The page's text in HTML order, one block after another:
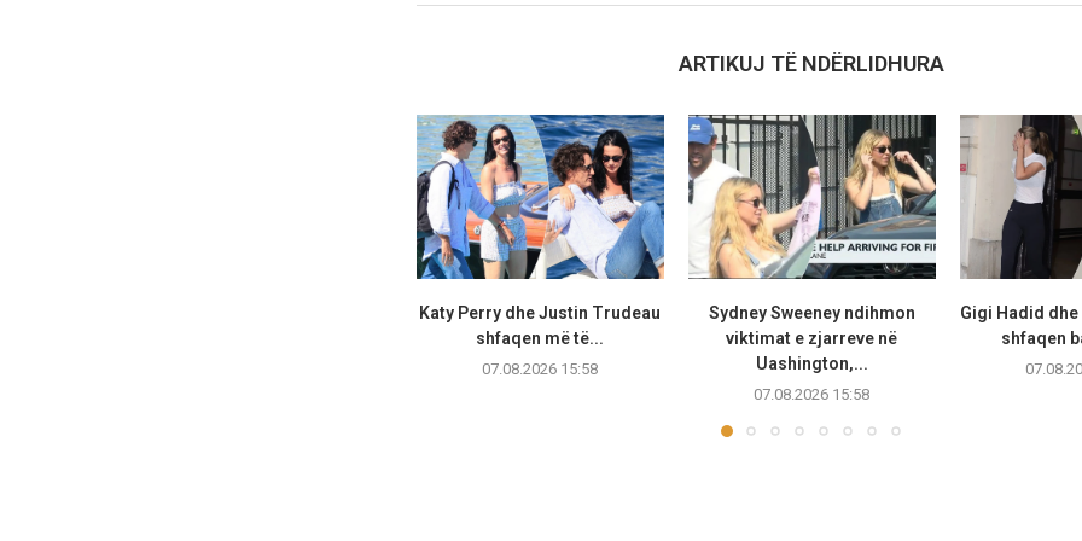
ARTIKUJ TË NDËRLIDHURA
Katy Perry dhe Justin Trudeau
shfaqen më të...
07.08.2026 15:58
Sydney Sweeney ndihmon
viktimat e zjarreve në
Uashington,...
07.08.2026 15:58
Gigi Hadid
shfaqen